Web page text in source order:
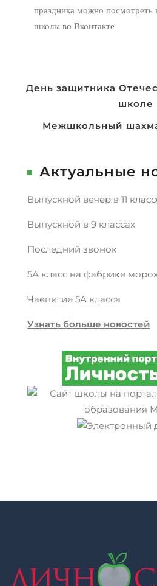
праздника можно посмотреть
школы во Вконтакте
Навигация
записям
День защитника
школе
Межшкольный
Актуальные
Выпускной вечер в 11
Выпускной в 9 классах
Последний звонок
5А класс на фабрике
Чаепитие 5А класса
Узнать больше новостей